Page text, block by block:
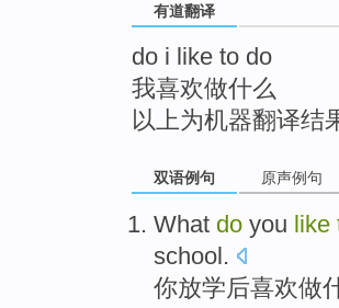
有道翻译
do i like to do
我喜欢做什么
以上为机器翻译结
双语例句 原声例句
What do you like
school.
你放学后喜欢做